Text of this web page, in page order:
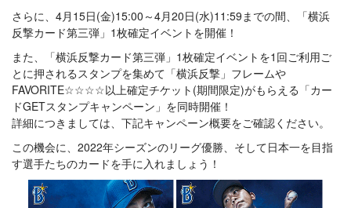
さらに、4月15日(金)15:00～4月20日(水)11:59までの間、「横浜
反撃カード第三弾」1枚確定イベントを開催！
また、「横浜反撃カード第三弾」1枚確定イベントを1回ご利用ご
とに押されるスタンプを集めて「横浜反撃」フレームや
FAVORITE☆☆☆☆以上確定チケット(期間限定)がもらえる「カー
ドGETスタンプキャンペーン」を同時開催！
詳細につきましては、下記キャンペーン概要をご確認ください。
この機会に、2022年シーズンのリーグ優勝、そして日本一を目指
す選手たちのカードを手に入れましょう！